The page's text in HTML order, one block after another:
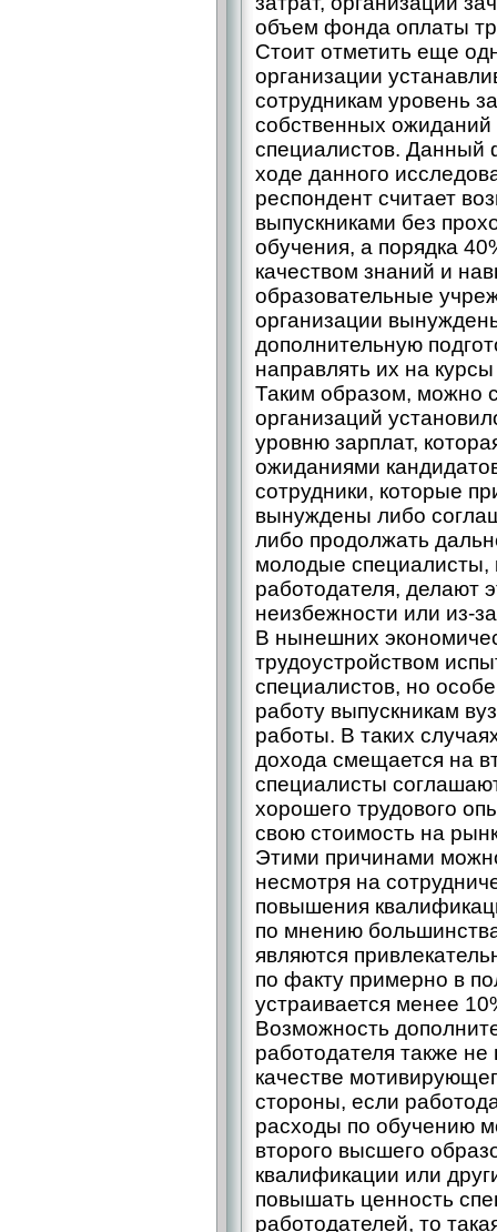
объем фонда оплаты
Стоит отметить еще
организации
сотрудникам уровень
собственных ожиданий
специалистов. Данный
ходе данного
респондент считает
выпускниками без
обучения, а порядка
качеством знаний и
образовательные
организации
дополнительную
направлять их на
Таким образом, можно
организаций
уровню зарплат,
ожиданиями
сотрудники, которые
вынуждены либо
либо продолжать
молодые специалисты,
работодателя, делают
неизбежности или из-
В нынешних
трудоустройством
специалистов, но
работу выпускникам
работы. В таких
дохода смещается на
специалисты
хорошего трудового
свою стоимость на
Этими причинами
несмотря на
повышения
по мнению
являются
по факту примерно в
устраивается менее
Возможность
работодателя также не
качестве
стороны, если
расходы по обучению
второго высшего
квалификации или
повышать ценность
работодателей, то